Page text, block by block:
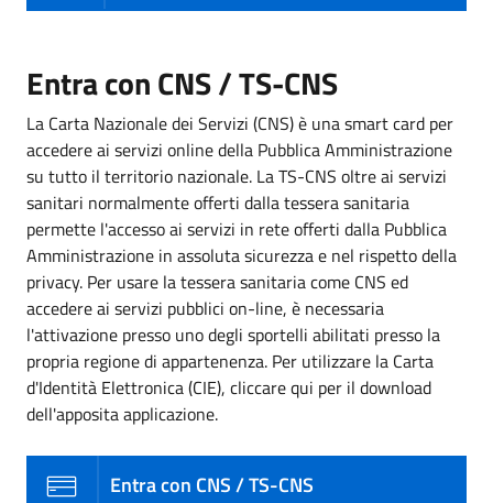
Entra con CNS / TS-CNS
La Carta Nazionale dei Servizi (CNS) è una smart card per
accedere ai servizi online della Pubblica Amministrazione
su tutto il territorio nazionale. La TS-CNS oltre ai servizi
sanitari normalmente offerti dalla tessera sanitaria
permette l'accesso ai servizi in rete offerti dalla Pubblica
Amministrazione in assoluta sicurezza e nel rispetto della
privacy. Per usare la tessera sanitaria come CNS ed
accedere ai servizi pubblici on-line, è necessaria
l'attivazione presso uno degli sportelli abilitati presso la
propria regione di appartenenza. Per utilizzare la Carta
d'Identità Elettronica (CIE), cliccare qui per il download
dell'apposita applicazione.
Entra con CNS / TS-CNS